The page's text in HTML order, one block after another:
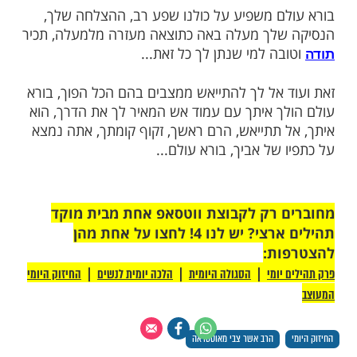
אתה כאן לידי ואפילו קרוב יותר..."
מלווה כל אחד מאיתנו, גם כשחיינו מלאים
כשאנו חלילה בחושך מוחלט. יש לנו עמוד ענן
אש בלילה השומרים עלינו.
אתה, מה מעלותיך, מה מעשיך, בורא
נמצאים למעלה, בשמים, מקבלים שפע,
הכל מתפקד בצורה טובה, לשאלה: "היכן
משיבים: "אבא? איננו יודעים, ראיתם אותו